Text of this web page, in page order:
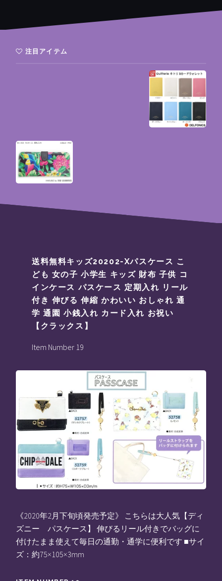
注目アイテム
送料無料キッズ20202-Xパスケース こ
ども 女の子 小学生 キッズ 財布 子供 コ
インケース パスケース 定期入れ リール
付き 伸びる 伸縮 かわいい おしゃれ 通
学 通園 小銭入れ カード入れ お祝い
【クラックス】
Item Number 19
《2020年2月下旬頃発売予定》 こちらは大人気【ディ
ズニー パスケース】 伸びるリール付きでバッグに
付けたまま使えて毎日の通勤・通学に便利です ■サイ
ズ：約75×105×3mm